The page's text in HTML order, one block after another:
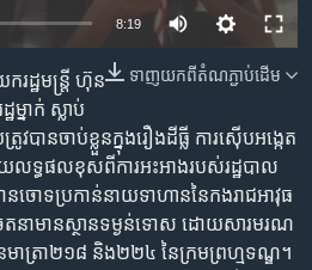
8:19
ទាញ​យក​ពី​តំណភ្ជាប់​ដើម
រដ្ឋមន្រ្តី ហ៊ុន
នាក់ ស្លាប់​
បាន​ចាប់​ខ្លួន​ក្នុង​រឿង​ដីធ្លី ការស៊ើបអង្កេត​
យ​លទ្ធផល​ខុស​ពី​ការ​អះអាង​របស់​រដ្ឋបាល​
ាន​ចោទប្រកាន់​នាយទាហាន​នៃ​កងរាជ​អាវុធ
នា​មាន​ស្ថាន​ទម្ងន់​ទោស ដោយសារ​មរណ
ៃ​មាត្រា២១៨ និង២២៤ នៃ​ក្រម​ព្រហ្មទណ្ឌ។